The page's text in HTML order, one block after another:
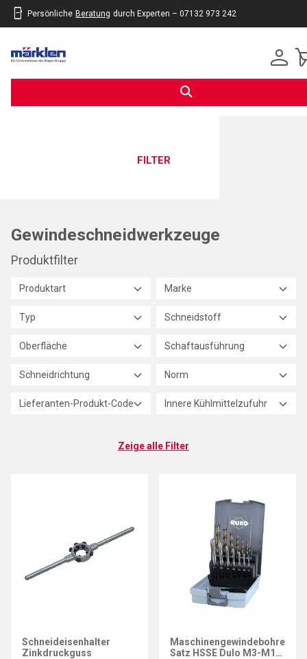
Persönliche Beratung durch Experten – 07132 973 242
FILTER
Gewindeschneidwerkzeuge
Produktfilter
Produktart Marke
Typ Schneidstoff
Oberfläche Schaftausführung
Schneidrichtung Norm
Lieferanten-Produkt-Code Innere Kühlmittelzufuhr
Zeige alle Filter
Schneideisenhalter
Zinkdruckguss
Maschinengewindebohrer-
Satz HSSE Dulo M3-M12